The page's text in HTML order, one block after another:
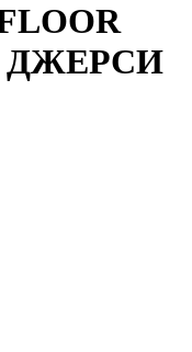
ДЖЕРСИ